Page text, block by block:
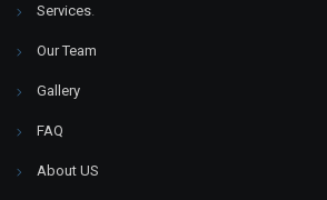
Services
Our Team
Gallery
FAQ
About US